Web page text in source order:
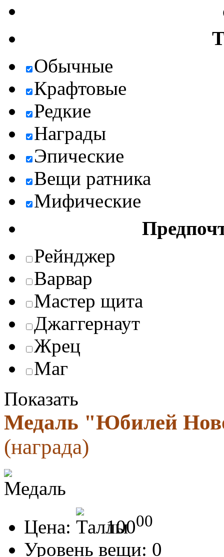
Обычные
Крафтовые
Редкие
Награды
Эпические
Вещи ратника
Мифические
Рейнджер
Варвар
Мастер щита
Джаггернаут
Жрец
Маг
Показать
Медаль "Юбилей
(награда)
Цена: 10000
Уровень вещи: 0